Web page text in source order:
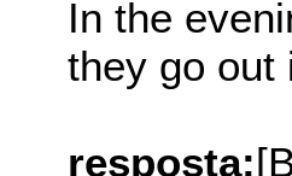
In the
they go out
resposta: